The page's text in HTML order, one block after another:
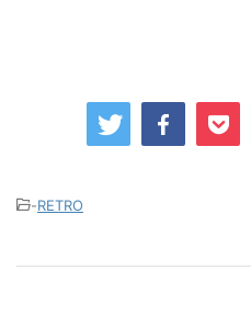
-RETRO